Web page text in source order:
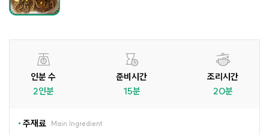
인분 수
2인분
준비시간
15분
조리시간
20분
주재료 Main Ingredient